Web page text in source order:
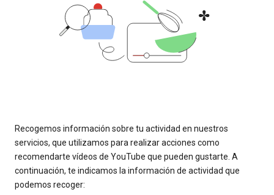
Recogemos información sobre tu actividad en nuestros
servicios, que utilizamos para realizar acciones como
recomendarte vídeos de YouTube que pueden gustarte. A
continuación, te indicamos la información de actividad que
podemos recoger: